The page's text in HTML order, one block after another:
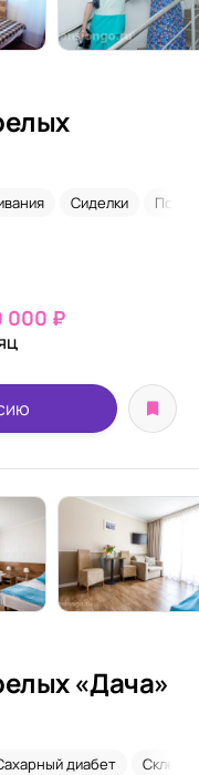
Сиделки
000 ₽
«Дача»
диабет